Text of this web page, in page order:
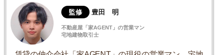
監修 豊田 明
不動産屋「家AGENT」の営業マン
宅地建物取引士